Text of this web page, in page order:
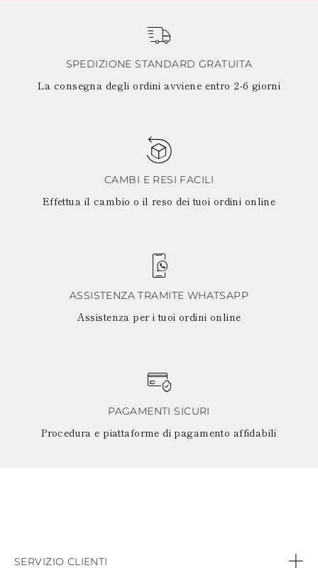
SPEDIZIONE STANDARD GRATUITA
La consegna degli ordini avviene entro 2-6 giorni
CAMBI E RESI FACILI
Effettua il cambio o il reso dei tuoi ordini online
ASSISTENZA TRAMITE WHATSAPP
Assistenza per i tuoi ordini online
PAGAMENTI SICURI
Procedura e piattaforme di pagamento affidabili
SERVIZIO CLIENTI